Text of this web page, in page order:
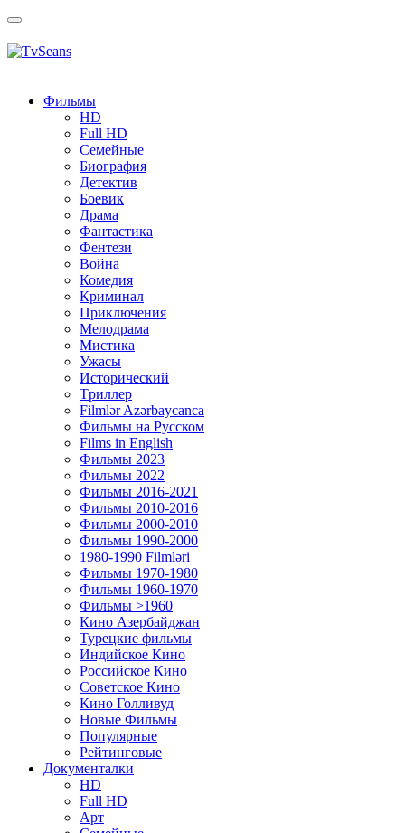
Toggle
Фильмы
HD
Full HD
Семейные
Биография
Детектив
Боевик
Драма
Фантастика
Фентези
Война
Комедия
Криминал
Приключения
Мелодрама
Мистика
Ужасы
Исторический
Tриллер
Filmlər Azərbaycanca
Фильмы на Русском
Films in English
Фильмы 2023
Фильмы 2022
Фильмы 2016-2021
Фильмы 2010-2016
Фильмы 2000-2010
Фильмы 1990-2000
1980-1990 Filmləri
Фильмы 1970-1980
Фильмы 1960-1970
Фильмы >1960
Кино Азербайджан
Турецкие фильмы
Индийское Кино
Российское Кино
Советское Кино
Кино Голливуд
Новые Фильмы
Популярные
Рейтинговые
Документалки
HD
Full HD
Арт